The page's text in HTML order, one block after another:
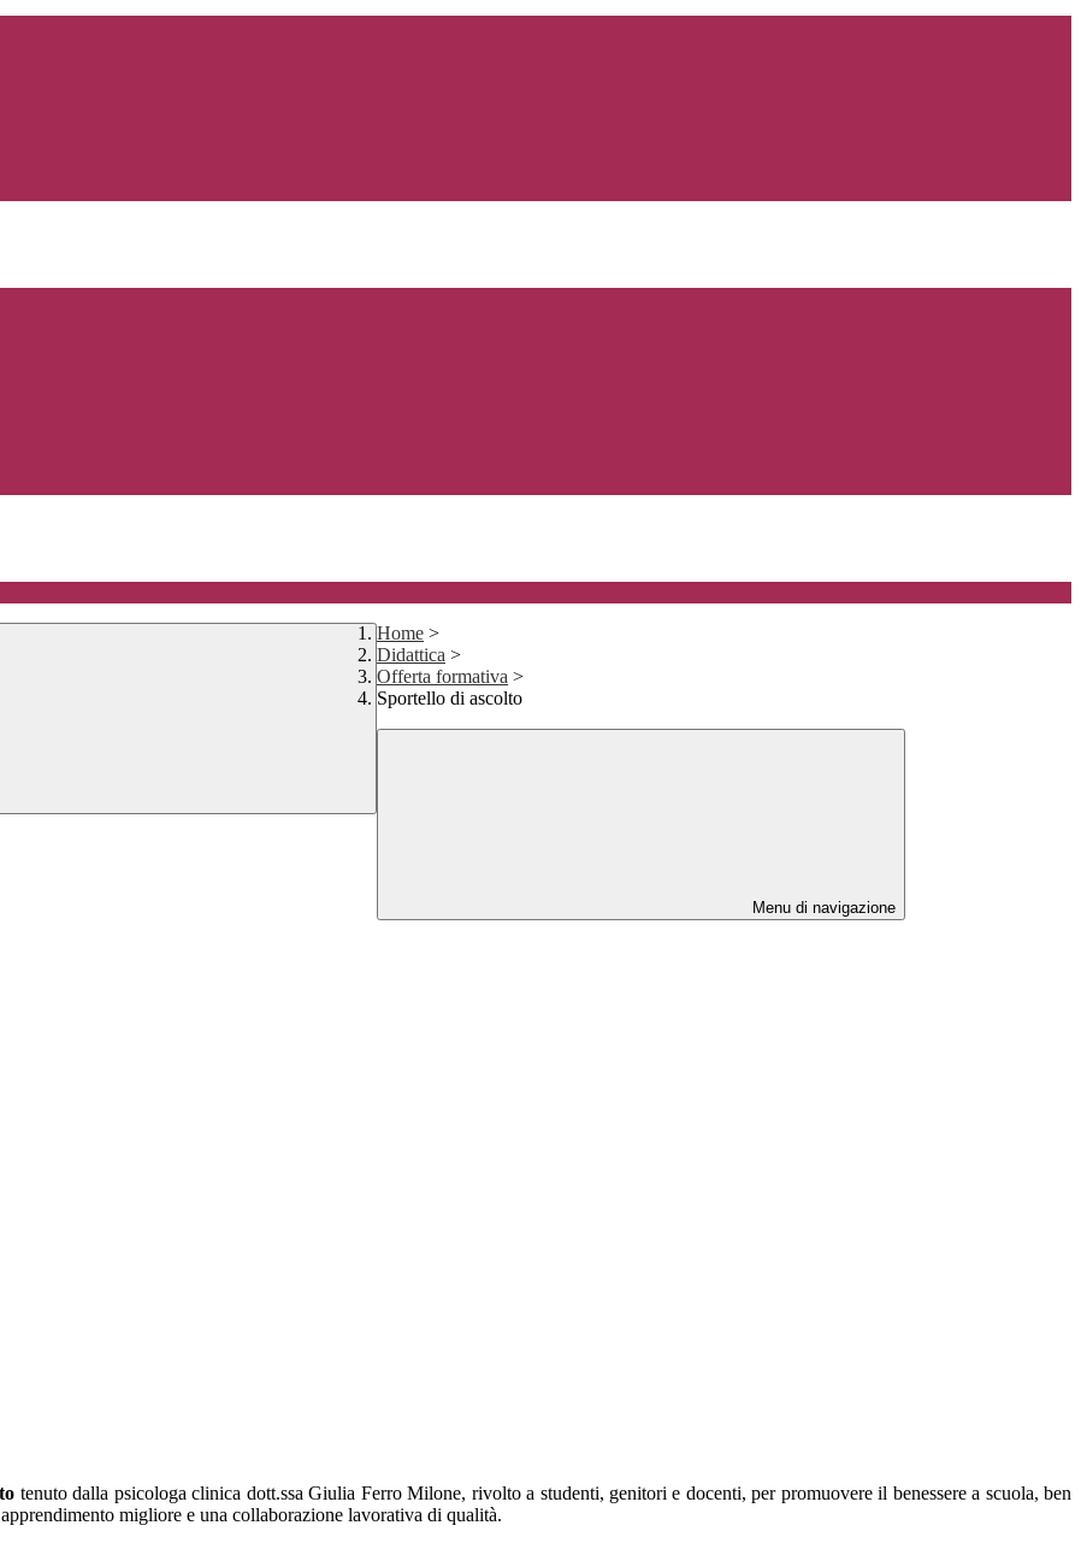
Home >
Didattica >
Offerta formativa >
Sportello di ascolto
Menu di navigazione
tenuto dalla psicologa clinica dott.ssa Giulia Ferro Milone, rivolto a studenti, genitori e docenti, per promuovere il benessere a scuola, ben
migliore e una collaborazione lavorativa di qualità.